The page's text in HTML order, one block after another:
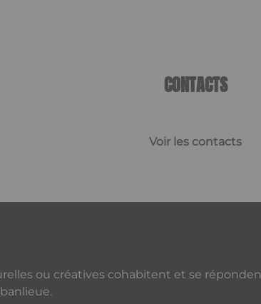
CONTACTS
Voir les contacts
ou créatives cohabitent et se